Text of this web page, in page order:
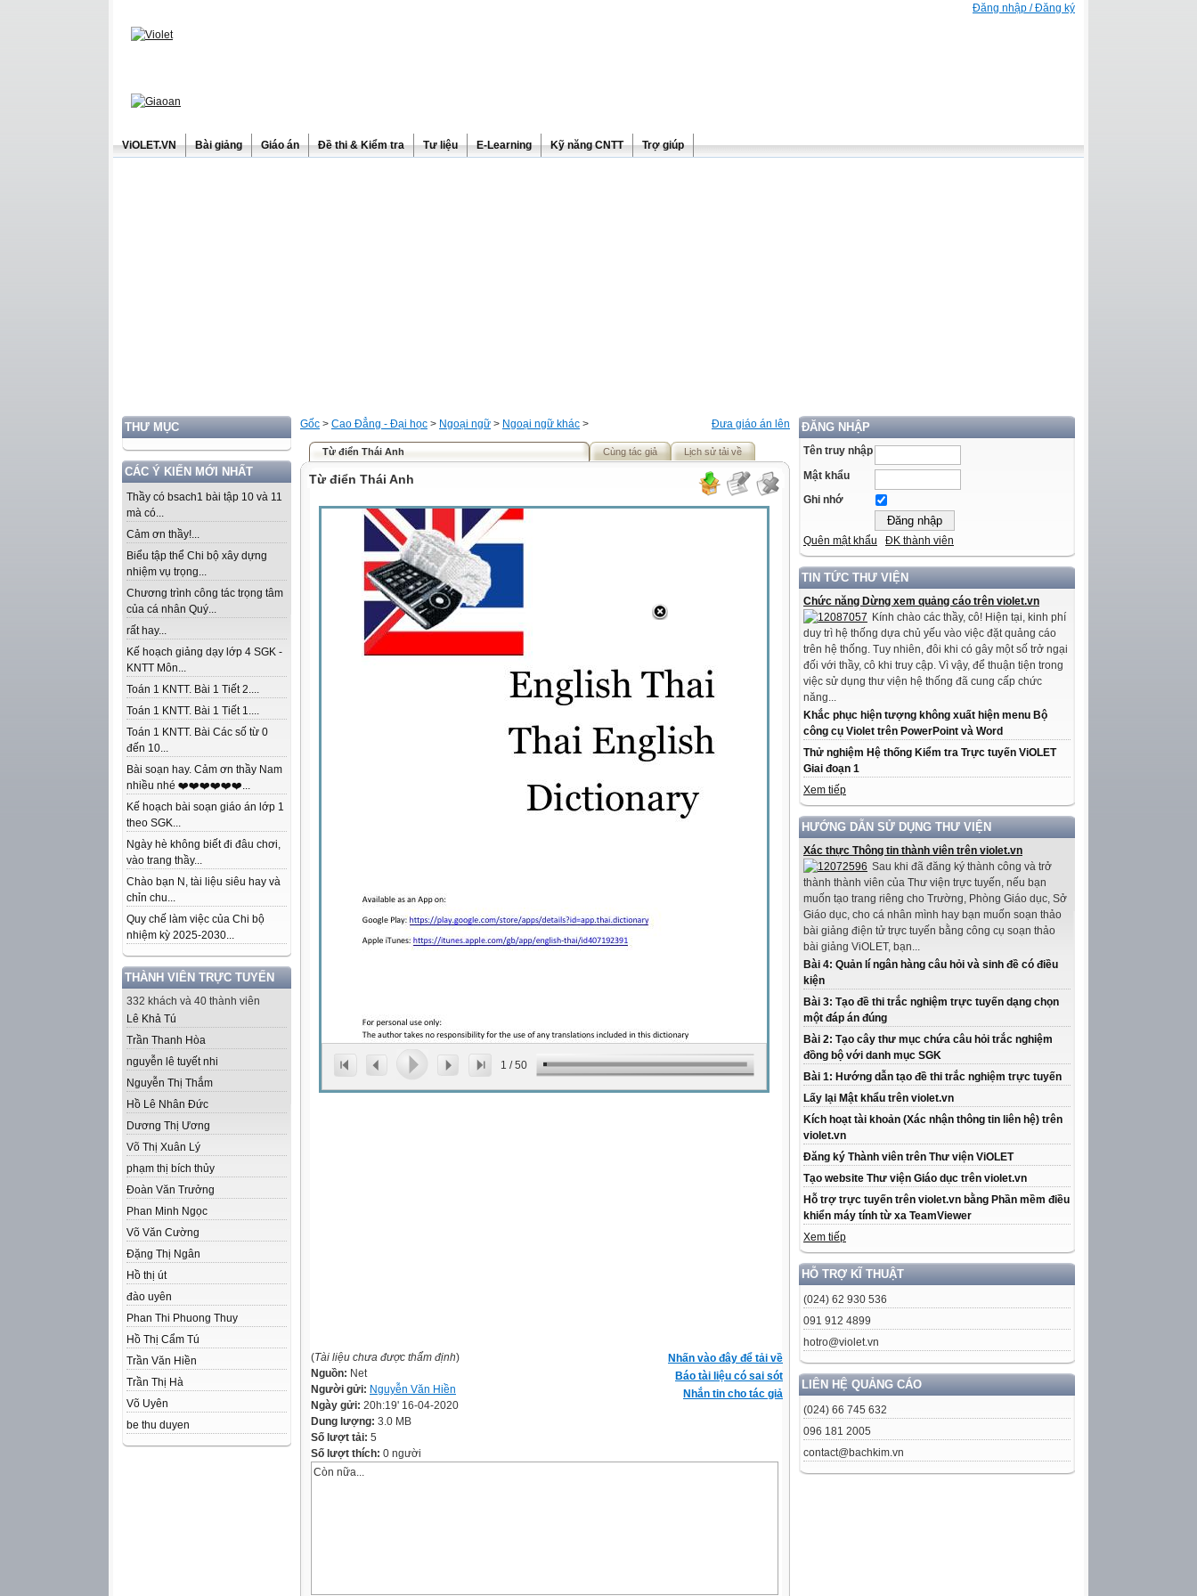
Đăng nhập / Đăng ký
ViOLET.VN Bài giảng Giáo án Đề thi & Kiểm tra Tư liệu E-Learning Kỹ năng CNTT Trợ giúp
THƯ MỤC
CÁC Ý KIẾN MỚI NHẤT
Thầy có bsach1 bài tập 10 và 11
mà có...
Cảm ơn thầy!...
Biểu tập thể Chi bộ xây dựng
nhiệm vụ trọng...
Chương trình công tác trọng tâm
của cá nhân Quý...
rất hay...
Kế hoạch giảng dạy lớp 4 SGK -
KNTT Môn...
Toán 1 KNTT. Bài 1 Tiết 2....
Toán 1 KNTT. Bài 1 Tiết 1....
Toán 1 KNTT. Bài Các số từ 0
đến 10...
Bài soạn hay. Cảm ơn thầy Nam
nhiều nhé ❤️❤️❤️❤️❤️❤️...
Kế hoạch bài soạn giáo án lớp 1
theo SGK...
Ngày hè không biết đi đâu chơi,
vào trang thầy...
Chào bạn N, tài liệu siêu hay và
chỉn chu...
Quy chế làm việc của Chi bộ
nhiệm kỳ 2025-2030...
THÀNH VIÊN TRỰC TUYẾN
332 khách và 40 thành viên
Lê Khả Tú
Trần Thanh Hòa
nguyễn lê tuyết nhi
Nguyễn Thị Thắm
Hồ Lê Nhân Đức
Dương Thị Ương
Võ Thị Xuân Lý
phạm thị bích thủy
Đoàn Văn Trưởng
Phan Minh Ngọc
Võ Văn Cường
Đặng Thị Ngân
Hồ thị út
đào uyên
Phan Thi Phuong Thuy
Hồ Thị Cẩm Tú
Trần Văn Hiền
Trần Thị Hà
Võ Uyên
be thu duyen
ĐĂNG NHẬP
Tên truy nhập
Mật khẩu
Ghi nhớ
Quên mật khẩu ĐK thành viên
TIN TỨC THƯ VIỆN
Chức năng Dừng xem quảng cáo trên violet.vn
Kính chào các thầy, cô! Hiện tại, kinh phí
duy trì hệ thống dựa chủ yếu vào việc đặt quảng cáo
trên hệ thống. Tuy nhiên, đôi khi có gây một số trở ngại
đối với thầy, cô khi truy cập. Vì vậy, để thuận tiện trong
việc sử dụng thư viện hệ thống đã cung cấp chức
năng...
Khắc phục hiện tượng không xuất hiện menu Bộ
công cụ Violet trên PowerPoint và Word
Thử nghiệm Hệ thống Kiểm tra Trực tuyến ViOLET
Giai đoạn 1
Xem tiếp
HƯỚNG DẪN SỬ DỤNG THƯ VIỆN
Xác thực Thông tin thành viên trên violet.vn
Sau khi đã đăng ký thành công và trở
thành thành viên của Thư viện trực tuyến, nếu bạn
muốn tạo trang riêng cho Trường, Phòng Giáo dục, Sở
Giáo dục, cho cá nhân mình hay bạn muốn soạn thảo
bài giảng điện tử trực tuyến bằng công cụ soạn thảo
bài giảng ViOLET, bạn...
Bài 4: Quản lí ngân hàng câu hỏi và sinh đề có điều
kiện
Bài 3: Tạo đề thi trắc nghiệm trực tuyến dạng chọn
một đáp án đúng
Bài 2: Tạo cây thư mục chứa câu hỏi trắc nghiệm
đồng bộ với danh mục SGK
Bài 1: Hướng dẫn tạo đề thi trắc nghiệm trực tuyến
Lấy lại Mật khẩu trên violet.vn
Kích hoạt tài khoản (Xác nhận thông tin liên hệ) trên
violet.vn
Đăng ký Thành viên trên Thư viện ViOLET
Tạo website Thư viện Giáo dục trên violet.vn
Hỗ trợ trực tuyến trên violet.vn bằng Phần mềm điều
khiển máy tính từ xa TeamViewer
Xem tiếp
HỖ TRỢ KĨ THUẬT
(024) 62 930 536
091 912 4899
hotro@violet.vn
LIÊN HỆ QUẢNG CÁO
(024) 66 745 632
096 181 2005
contact@bachkim.vn
Đưa giáo án lên
Gốc > Cao Đẳng - Đại học > Ngoại ngữ > Ngoại ngữ khác >
Từ điển Thái Anh Cùng tác giả Lịch sử tải về
Từ điển Thái Anh
1 /50
Nhấn vào đây để tải về
Báo tài liệu có sai sót
Nhắn tin cho tác giả
(Tài liệu chưa được thẩm định)
Nguồn: Net
Người gửi: Nguyễn Văn Hiền
Ngày gửi: 20h:19' 16-04-2020
Dung lượng: 3.0 MB
Số lượt tải: 5
Số lượt thích: 0 người
Còn nữa...